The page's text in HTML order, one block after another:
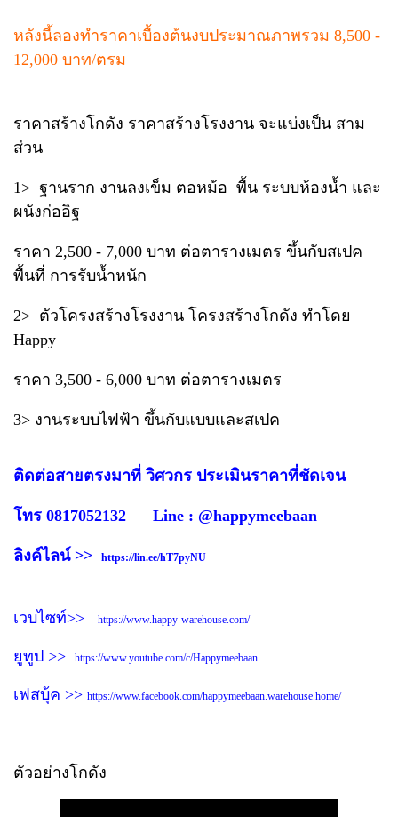
หลังนี้ลองทำราคาเบื้องต้นงบประมาณภาพรวม 8,500 -
12,000 บาท/ตรม
ราคาสร้างโกดัง ราคาสร้างโรงงาน จะแบ่งเป็น สาม
ส่วน
1> ฐานราก งานลงเข็ม ตอหม้อ พื้น ระบบห้องน้ำ และ
ผนังก่ออิฐ
ราคา 2,500 - 7,000 บาท ต่อตารางเมตร ขึ้นกับสเปค
พื้นที่ การรับน้ำหนัก
2> ตัวโครงสร้างโรงงาน โครงสร้างโกดัง ทำโดย
Happy
ราคา 3,500 - 6,000 บาท ต่อตารางเมตร
3> งานระบบไฟฟ้า ขึ้นกับแบบและสเปค
ติดต่อสายตรงมาที่ วิศวกร ประเมินราคาที่ชัดเจน
โทร 0817052132 Line : @happymeebaan
ลิงค์ไลน์ >> https://lin.ee/hT7pyNU
เวบไซท์>> https://www.happy-warehouse.com/
ยูทูป >> https://www.youtube.com/c/Happymeebaan
เฟสบุ้ค >> https://www.facebook.com/happymeebaan.warehouse.home/
ตัวอย่างโกดัง